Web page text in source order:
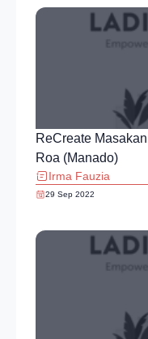
ReCreate
Roa (Manado)
Irma Fauzia
29 Sep 2022